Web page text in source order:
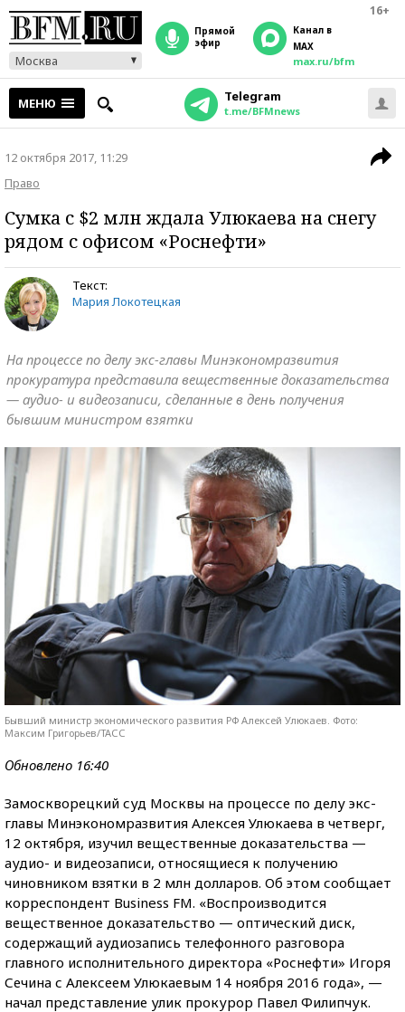
16+
Москва
прямой
эфир
Канал в
MAX
max.ru/bfm
МЕНЮ Telegram
t.me/BFMnews
12 октября 2017, 11:29
Право
Сумка с $2 млн ждала Улюкаева на снегу
рядом с офисом «Роснефти»
Текст:
Мария Локотецкая
На процессе по делу экс-главы Минэкономразвития
прокуратура представила вещественные доказательства
— аудио- и видеозаписи, сделанные в день получения
бывшим министром взятки
Бывший министр экономического развития РФ Алексей Улюкаев. Фото:
Максим Григорьев/ТАСС
Обновлено 16:40
Замоскворецкий суд Москвы на процессе по делу экс-
главы Минэкономразвития Алексея Улюкаева в четверг,
12 октября, изучил вещественные доказательства —
аудио- и видеозаписи, относящиеся к получению
чиновником взятки в 2 млн долларов. Об этом сообщает
корреспондент Business FM. «Воспроизводится
вещественное доказательство — оптический диск,
содержащий аудиозапись телефонного разговора
главного исполнительного директора «Роснефти» Игоря
Сечина с Алексеем Улюкаевым 14 ноября 2016 года», —
начал представление улик прокурор Павел Филипчук.